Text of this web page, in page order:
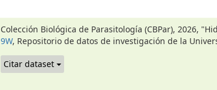
Colección Biológica de Parasitología (CBPar), 2026,
9W, Repositorio de datos de investigación de la
Citar dataset